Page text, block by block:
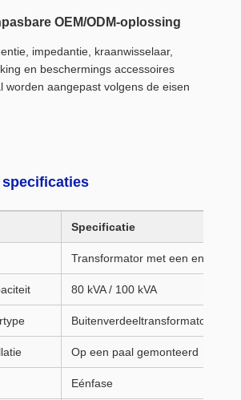
OEM/ODM-oplossing
impedantie, kraanwisselaar,
en beschermings accessoires
worden aangepast volgens de eisen
Specificatie
Transformator met een
80 kVA / 100 kVA
Buitenverdeeltransformator met
Op een paal gemonteerd
Eénfase